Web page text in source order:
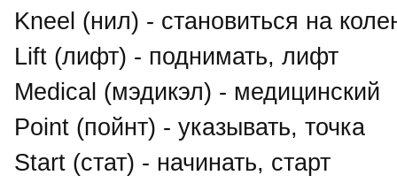
Kneel (нил) - становиться на
Lift (лифт) - поднимать, лифт
Medical (мэдикэл) - медицинский
Point (пойнт) - указывать, точка
Start (стат) - начинать, старт